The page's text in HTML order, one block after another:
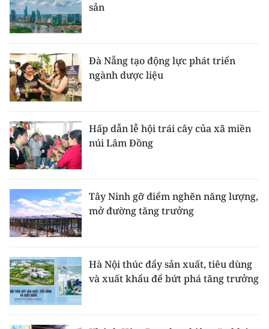
sản
Đà Nẵng tạo động lực phát triển
ngành dược liệu
Hấp dẫn lễ hội trái cây của xã miền
núi Lâm Đồng
Tây Ninh gỡ điểm nghẽn năng lượng,
mở đường tăng trưởng
Hà Nội thúc đẩy sản xuất, tiêu dùng
và xuất khẩu để bứt phá tăng trưởng